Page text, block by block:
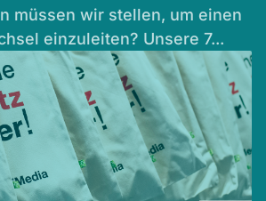
müssen wir stellen, um einen
einzuleiten? Unsere 7...